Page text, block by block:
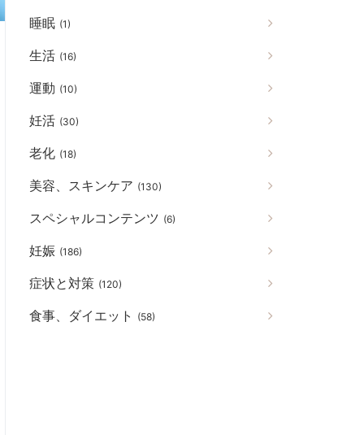
睡眠 (1)
生活 (16)
運動 (10)
妊活 (30)
老化 (18)
美容、スキンケア (130)
スペシャルコンテンツ (6)
妊娠 (186)
症状と対策 (120)
食事、ダイエット (58)